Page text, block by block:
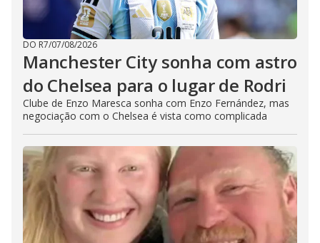
DO R7/07/08/2026
Manchester City sonha com astro
do Chelsea para o lugar de Rodri
Clube de Enzo Maresca sonha com Enzo Fernández, mas
negociação com o Chelsea é vista como complicada